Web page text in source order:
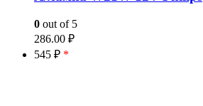
0 out of 5
286.00 ₽
545 ₽ *